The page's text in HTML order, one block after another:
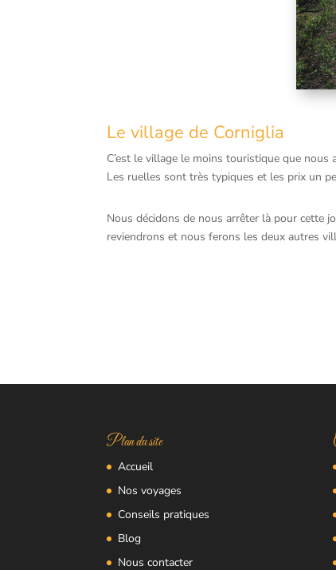
Le village de Corniglia
C’est le village le moins touristique que nous
Les ruelles sont très typiques et les prix un
Nous décidons de nous arrêter là pour cette
reviendrons et nous ferons les deux autres
Plan du site
Accueil
Nos voyages
Conseils pratiques
Blog
Nous contacter